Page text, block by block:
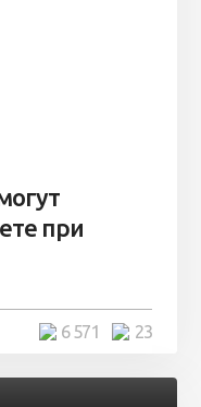
при
23
6 571